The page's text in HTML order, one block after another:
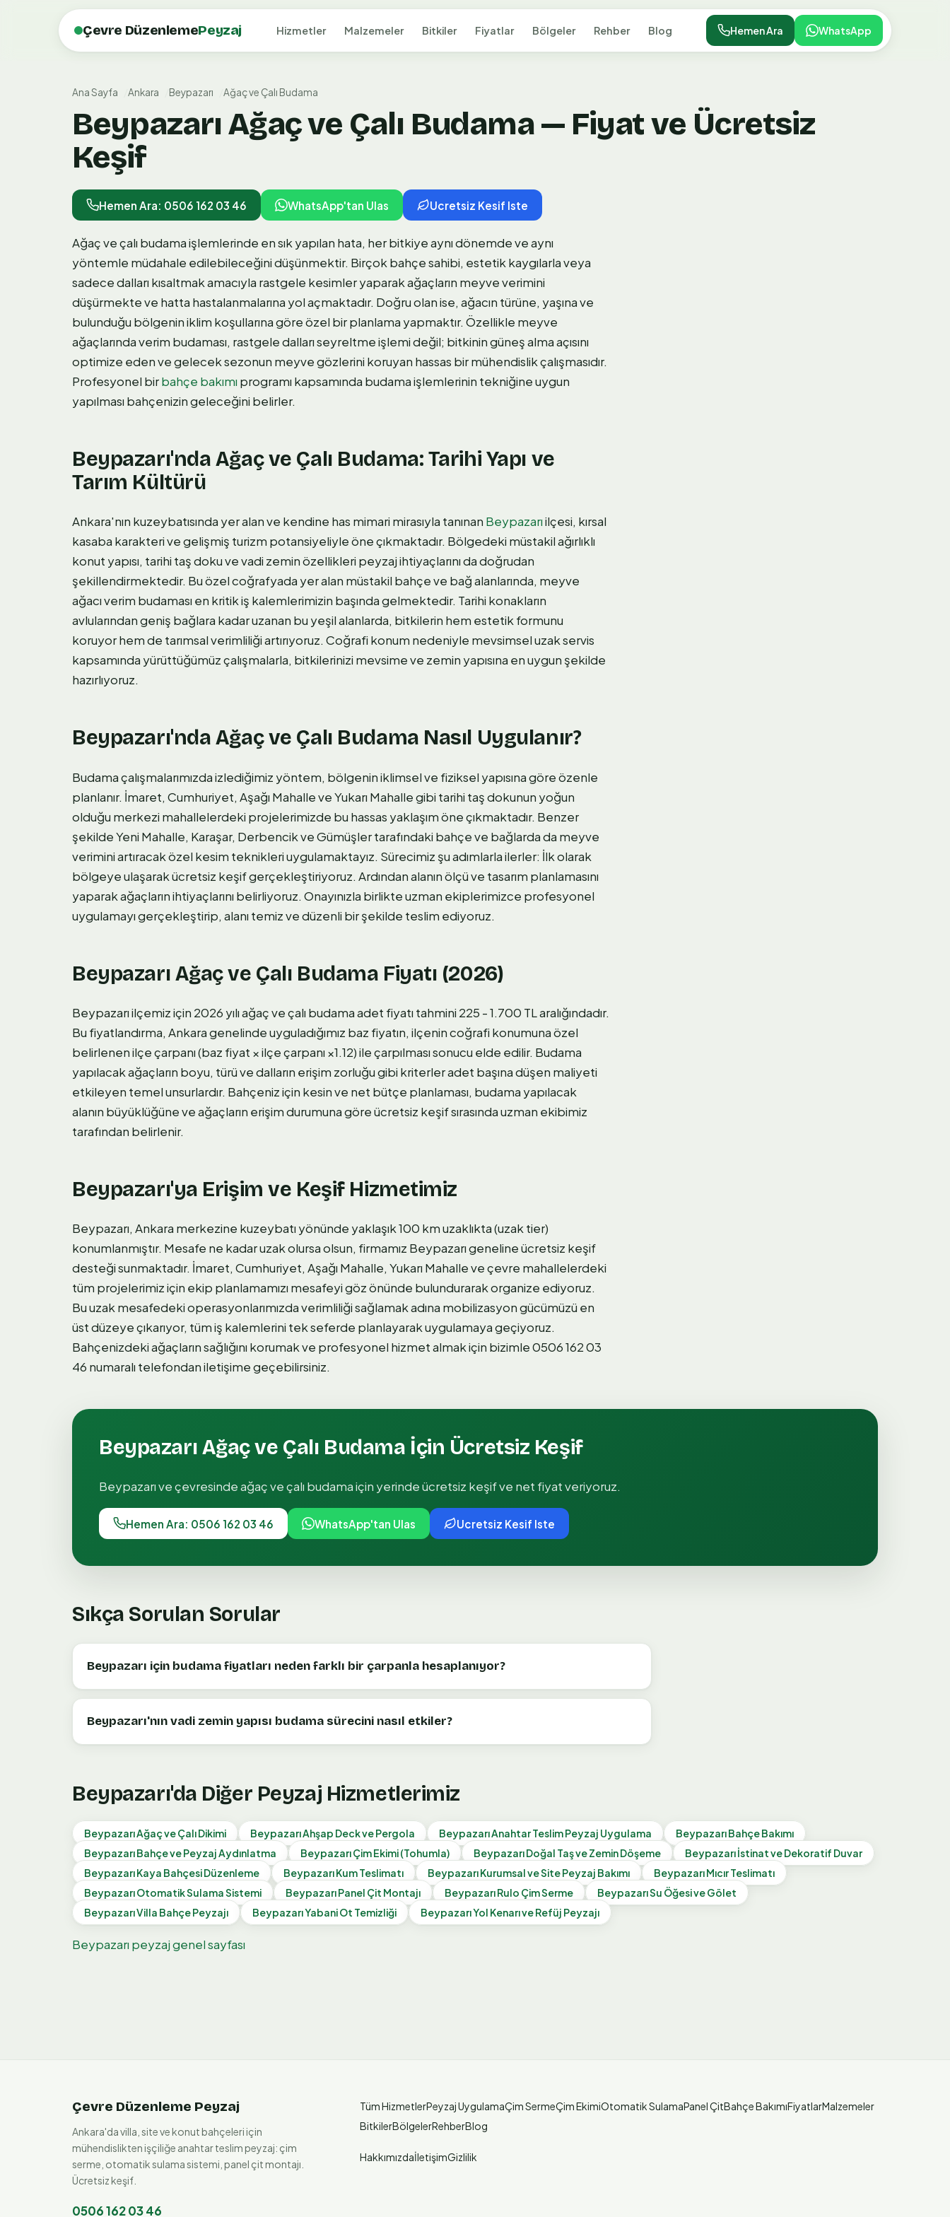
Çevre DüzenlemePeyzaj Hizmetler Malzemeler Bitkiler Fiyatlar Bölgeler Rehber Blog Hemen Ara WhatsApp
Ana Sayfa Ankara Beypazarı Ağaç ve Çalı Budama
Beypazarı Ağaç ve Çalı Budama — Fiyat ve Ücretsiz
Keşif
Hemen Ara: 0506 162 03 46 WhatsApp'tan Ulas Ucretsiz Kesif Iste
Ağaç ve çalı budama işlemlerinde en sık yapılan hata, her bitkiye aynı dönemde ve aynı
yöntemle müdahale edilebileceğini düşünmektir. Birçok bahçe sahibi, estetik kaygılarla veya
sadece dalları kısaltmak amacıyla rastgele kesimler yaparak ağaçların meyve verimini
düşürmekte ve hatta hastalanmalarına yol açmaktadır. Doğru olan ise, ağacın türüne, yaşına ve
bulunduğu bölgenin iklim koşullarına göre özel bir planlama yapmaktır. Özellikle meyve
ağaçlarında verim budaması, rastgele dalları seyreltme işlemi değil; bitkinin güneş alma açısını
optimize eden ve gelecek sezonun meyve gözlerini koruyan hassas bir mühendislik çalışmasıdır.
Profesyonel birbahçe bakımı programı kapsamında budama işlemlerinin tekniğine uygun
yapılması bahçenizin geleceğini belirler.
Beypazarı'nda Ağaç ve Çalı Budama: Tarihi Yapı ve
Tarım Kültürü
Ankara'nın kuzeybatısında yer alan ve kendine has mimari mirasıyla tanınan Beypazarıilçesi, kırsal
kasaba karakteri ve gelişmiş turizm potansiyeliyle öne çıkmaktadır. Bölgedeki müstakil ağırlıklı
konut yapısı, tarihi taş doku ve vadi zemin özellikleri peyzaj ihtiyaçlarını da doğrudan
şekillendirmektedir. Bu özel coğrafyada yer alan müstakil bahçe ve bağ alanlarında, meyve
ağacı verim budaması en kritik iş kalemlerimizin başında gelmektedir. Tarihi konakların
avlularından geniş bağlara kadar uzanan bu yeşil alanlarda, bitkilerin hem estetik formunu
koruyor hem de tarımsal verimliliği artırıyoruz. Coğrafi konum nedeniyle mevsimsel uzak servis
kapsamında yürüttüğümüz çalışmalarla, bitkilerinizi mevsime ve zemin yapısına en uygun şekilde
hazırlıyoruz.
Beypazarı'nda Ağaç ve Çalı Budama Nasıl Uygulanır?
Budama çalışmalarımızda izlediğimiz yöntem, bölgenin iklimsel ve fiziksel yapısına göre özenle
planlanır. İmaret, Cumhuriyet, Aşağı Mahalle ve Yukarı Mahalle gibi tarihi taş dokunun yoğun
olduğu merkezi mahallelerdeki projelerimizde bu hassas yaklaşım öne çıkmaktadır. Benzer
şekilde Yeni Mahalle, Karaşar, Derbencik ve Gümüşler tarafındaki bahçe ve bağlarda da meyve
verimini artıracak özel kesim teknikleri uygulamaktayız. Sürecimiz şu adımlarla ilerler: İlk olarak
bölgeye ulaşarak ücretsiz keşif gerçekleştiriyoruz. Ardından alanın ölçü ve tasarım planlamasını
yaparak ağaçların ihtiyaçlarını belirliyoruz. Onayınızla birlikte uzman ekiplerimizce profesyonel
uygulamayı gerçekleştirip, alanı temiz ve düzenli bir şekilde teslim ediyoruz.
Beypazarı Ağaç ve Çalı Budama Fiyatı (2026)
Beypazarı ilçemiz için 2026 yılı ağaç ve çalı budama adet fiyatı tahmini 225 - 1.700 TL aralığındadır.
Bu fiyatlandırma, Ankara genelinde uyguladığımız baz fiyatın, ilçenin coğrafi konumuna özel
belirlenen ilçe çarpanı (baz fiyat × ilçe çarpanı ×1.12) ile çarpılması sonucu elde edilir. Budama
yapılacak ağaçların boyu, türü ve dalların erişim zorluğu gibi kriterler adet başına düşen maliyeti
etkileyen temel unsurlardır. Bahçeniz için kesin ve net bütçe planlaması, budama yapılacak
alanın büyüklüğüne ve ağaçların erişim durumuna göre ücretsiz keşif sırasında uzman ekibimiz
tarafından belirlenir.
Beypazarı'ya Erişim ve Keşif Hizmetimiz
Beypazarı, Ankara merkezine kuzeybatı yönünde yaklaşık 100 km uzaklıkta (uzak tier)
konumlanmıştır. Mesafe ne kadar uzak olursa olsun, firmamız Beypazarı geneline ücretsiz keşif
desteği sunmaktadır. İmaret, Cumhuriyet, Aşağı Mahalle, Yukarı Mahalle ve çevre mahallelerdeki
tüm projelerimiz için ekip planlamamızı mesafeyi göz önünde bulundurarak organize ediyoruz.
Bu uzak mesafedeki operasyonlarımızda verimliliği sağlamak adına mobilizasyon gücümüzü en
üst düzeye çıkarıyor, tüm iş kalemlerini tek seferde planlayarak uygulamaya geçiyoruz.
Bahçenizdeki ağaçların sağlığını korumak ve profesyonel hizmet almak için bizimle 0506 162 03
46 numaralı telefondan iletişime geçebilirsiniz.
Beypazarı Ağaç ve Çalı Budama İçin Ücretsiz Keşif
Beypazarıve çevresindeağaç ve çalı budamaiçin yerinde ücretsiz keşif ve net fiyat veriyoruz.
Hemen Ara: 0506 162 03 46 WhatsApp'tan Ulas Ucretsiz Kesif Iste
Sıkça Sorulan Sorular
Beypazarı için budama fiyatları neden farklı bir çarpanla hesaplanıyor?
Beypazarı'nın vadi zemin yapısı budama sürecini nasıl etkiler?
Beypazarı'da Diğer Peyzaj Hizmetlerimiz
BeypazarıAğaç ve Çalı Dikimi BeypazarıAhşap Deck ve Pergola BeypazarıAnahtar Teslim Peyzaj Uygulama BeypazarıBahçe Bakımı
BeypazarıBahçe ve Peyzaj Aydınlatma BeypazarıÇim Ekimi (Tohumla) BeypazarıDoğal Taş ve Zemin Döşeme Beypazarıİstinat ve Dekoratif Duvar
BeypazarıKaya Bahçesi Düzenleme BeypazarıKum Teslimatı BeypazarıKurumsal ve Site Peyzaj Bakımı BeypazarıMıcır Teslimatı
BeypazarıOtomatik Sulama Sistemi BeypazarıPanel Çit Montajı BeypazarıRulo Çim Serme BeypazarıSu Öğesi ve Gölet
BeypazarıVilla Bahçe Peyzajı BeypazarıYabani Ot Temizliği BeypazarıYol Kenarı ve Refüj Peyzajı
Beypazarı peyzaj genel sayfası
Çevre Düzenleme Peyzaj
Ankara'da villa, site ve konut bahçeleri için
mühendislikten işçiliğe anahtar teslim peyzaj: çim
serme, otomatik sulama sistemi, panel çit montajı.
Ücretsiz keşif.
0506 162 03 46
Tüm HizmetlerPeyzaj UygulamaÇim SermeÇim EkimiOtomatik SulamaPanel ÇitBahçe BakımıFiyatlarMalzemeler
BitkilerBölgelerRehberBlog
HakkımızdaİletişimGizlilik